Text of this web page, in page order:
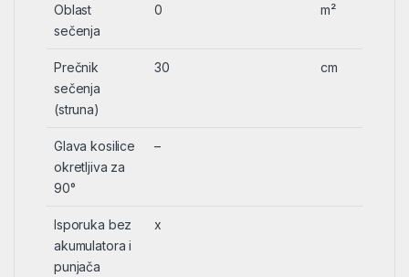
Oblast
sečenja
0 m²
Prečnik
sečenja
(struna)
30 cm
Glava kosilice
okretljiva za
90°
–
Isporuka bez
akumulatora i
punjača
x